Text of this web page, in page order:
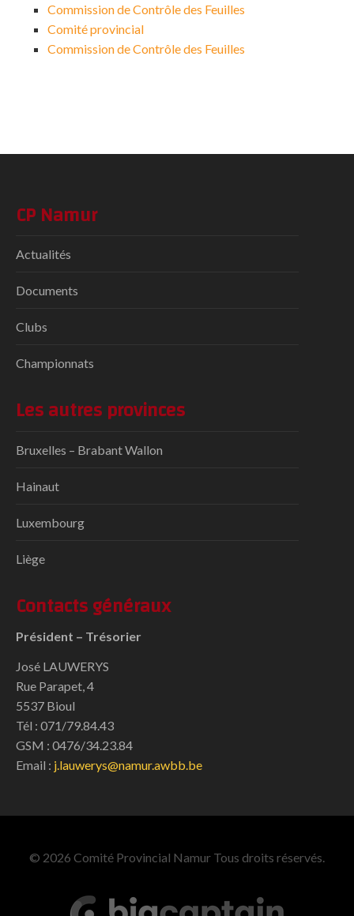
Commission de Contrôle des Feuilles
Comité provincial
Commission de Contrôle des Feuilles
CP Namur
Actualités
Documents
Clubs
Championnats
Les autres provinces
Bruxelles – Brabant Wallon
Hainaut
Luxembourg
Liège
Contacts généraux
Président – Trésorier
José LAUWERYS
Rue Parapet, 4
5537 Bioul
Tél : 071/79.84.43
GSM : 0476/34.23.84
Email : j.lauwerys@namur.awbb.be
© 2026 Comité Provincial Namur Tous droits réservés.